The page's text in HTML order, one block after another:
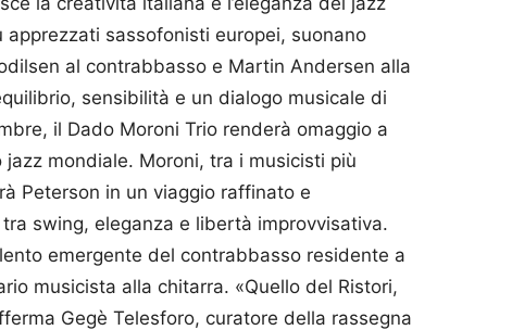
sassofonisti europei, suonano
al contrabbasso e Martin Andersen alla
sensibilità e un dialogo musicale di
il Dado Moroni Trio renderà omaggio a
mondiale. Moroni, tra i musicisti più
Peterson in un viaggio raffinato e
swing, eleganza e libertà improvvisativa.
emergente del contrabbasso residente a
musicista alla chitarra. «Quello del Ristori,
Gegè Telesforo, curatore della rassegna